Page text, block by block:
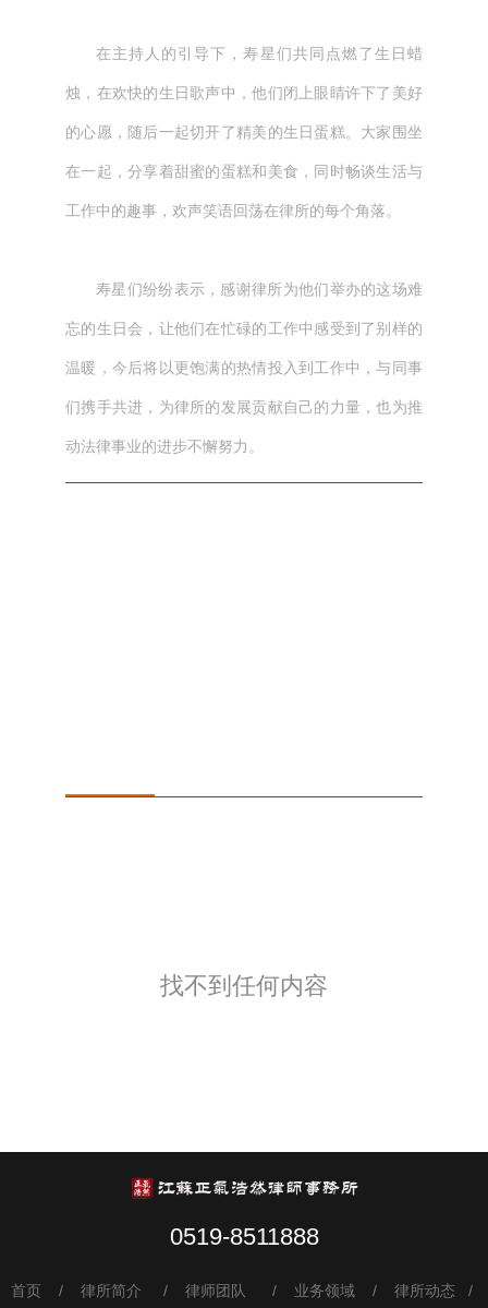
在主持人的引导下，寿星们共同点燃了生日蜡
烛，在欢快的生日歌声中，他们闭上眼睛许下了美好
的心愿，随后一起切开了精美的生日蛋糕。大家围坐
在一起，分享着甜蜜的蛋糕和美食，同时畅谈生活与
工作中的趣事，欢声笑语回荡在律所的每个角落。
寿星们纷纷表示，感谢律所为他们举办的这场难
忘的生日会，让他们在忙碌的工作中感受到了别样的
温暖，今后将以更饱满的热情投入到工作中，与同事
们携手共进，为律所的发展贡献自己的力量，也为推
动法律事业的进步不懈努力。
找不到任何内容
0519-8511888
首页 / 律所简介 / 律师团队 / 业务领域 / 律所动态 /